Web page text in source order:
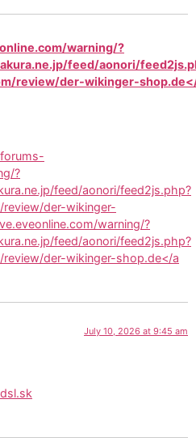
warning/?
feed/aonori/
review/der-wikinger-
?
feed/aonori/feed2js.php?
der-wikinger-
warning/?
feed/aonori/feed2js.php?
der-wikinger-shop.de</a
July 10, 2026 at 9:45 am
dsl.sk